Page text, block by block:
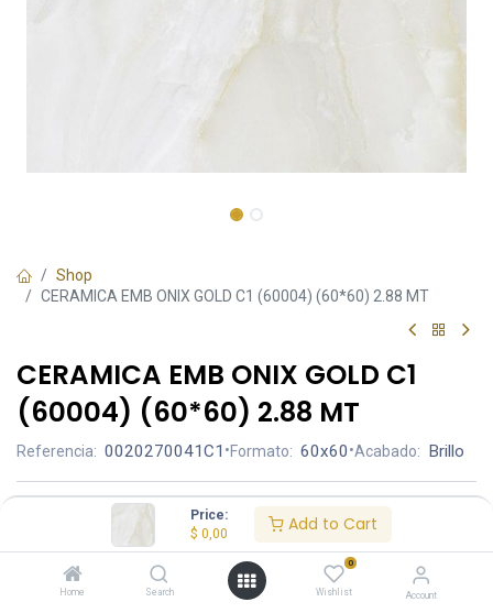
Price:
$ 0,00 Add to Cart
Home Search
0
Wishlist Account
Shop
CERAMICA EMB ONIX GOLD C1 (60004) (60*60) 2.88 MT
CERAMICA EMB ONIX GOLD C1
(60004) (60*60) 2.88 MT
Referencia: 0020270041C1 •Formato: 60x60•Acabado: Brillo